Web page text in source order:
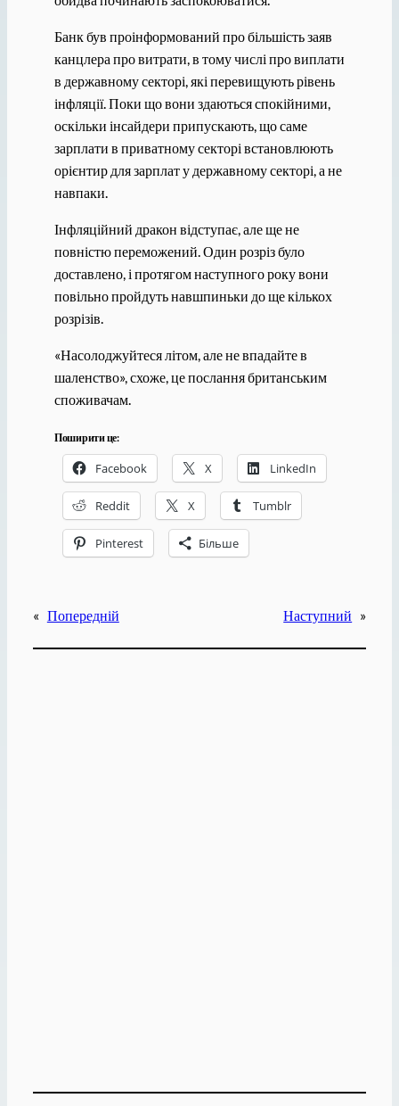
Банк був проінформований про більшість заяв
канцлера про витрати, в тому числі про виплати
в державному секторі, які перевищують рівень
інфляції. Поки що вони здаються спокійними,
оскільки інсайдери припускають, що саме
зарплати в приватному секторі встановлюють
орієнтир для зарплат у державному секторі, а не
навпаки.
Інфляційний дракон відступає, але ще не
повністю переможений. Один розріз було
доставлено, і протягом наступного року вони
повільно пройдуть навшпиньки до ще кількох
розрізів.
«Насолоджуйтеся літом, але не впадайте в
шаленство», схоже, це послання британським
споживачам.
Поширити це:
Facebook X LinkedIn
Reddit X Tumblr
Pinterest Більше
« Попередній Наступний »